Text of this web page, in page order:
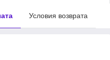
Условия возврата